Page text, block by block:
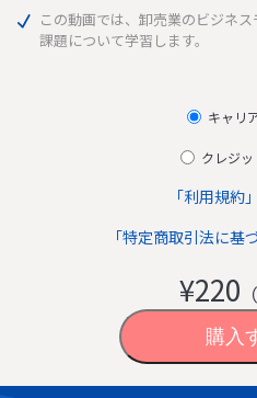
この動画では、卸売業のビジネ
課題について学習します。
キャリ
クレジ
「利用規約
「特定商取引法に基
¥220